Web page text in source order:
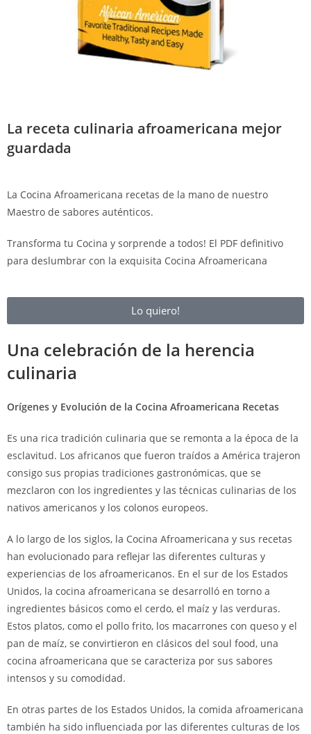
La receta culinaria afroamericana mejor
guardada
La Cocina Afroamericana recetas de la mano de nuestro
Maestro de sabores auténticos.
Transforma tu Cocina y sorprende a todos! El PDF definitivo
para deslumbrar con la exquisita Cocina Afroamericana
Lo quiero!
Una celebración de la herencia
culinaria
Orígenes y Evolución de la Cocina Afroamericana Recetas
Es una rica tradición culinaria que se remonta a la época de la
esclavitud. Los africanos que fueron traídos a América trajeron
consigo sus propias tradiciones gastronómicas, que se
mezclaron con los ingredientes y las técnicas culinarias de los
nativos americanos y los colonos europeos.
A lo largo de los siglos, la Cocina Afroamericana y sus recetas
han evolucionado para reflejar las diferentes culturas y
experiencias de los afroamericanos. En el sur de los Estados
Unidos, la cocina afroamericana se desarrolló en torno a
ingredientes básicos como el cerdo, el maíz y las verduras.
Estos platos, como el pollo frito, los macarrones con queso y el
pan de maíz, se convirtieron en clásicos del soul food, una
cocina afroamericana que se caracteriza por sus sabores
intensos y su comodidad.
En otras partes de los Estados Unidos, la comida afroamericana
también ha sido influenciada por las diferentes culturas de los